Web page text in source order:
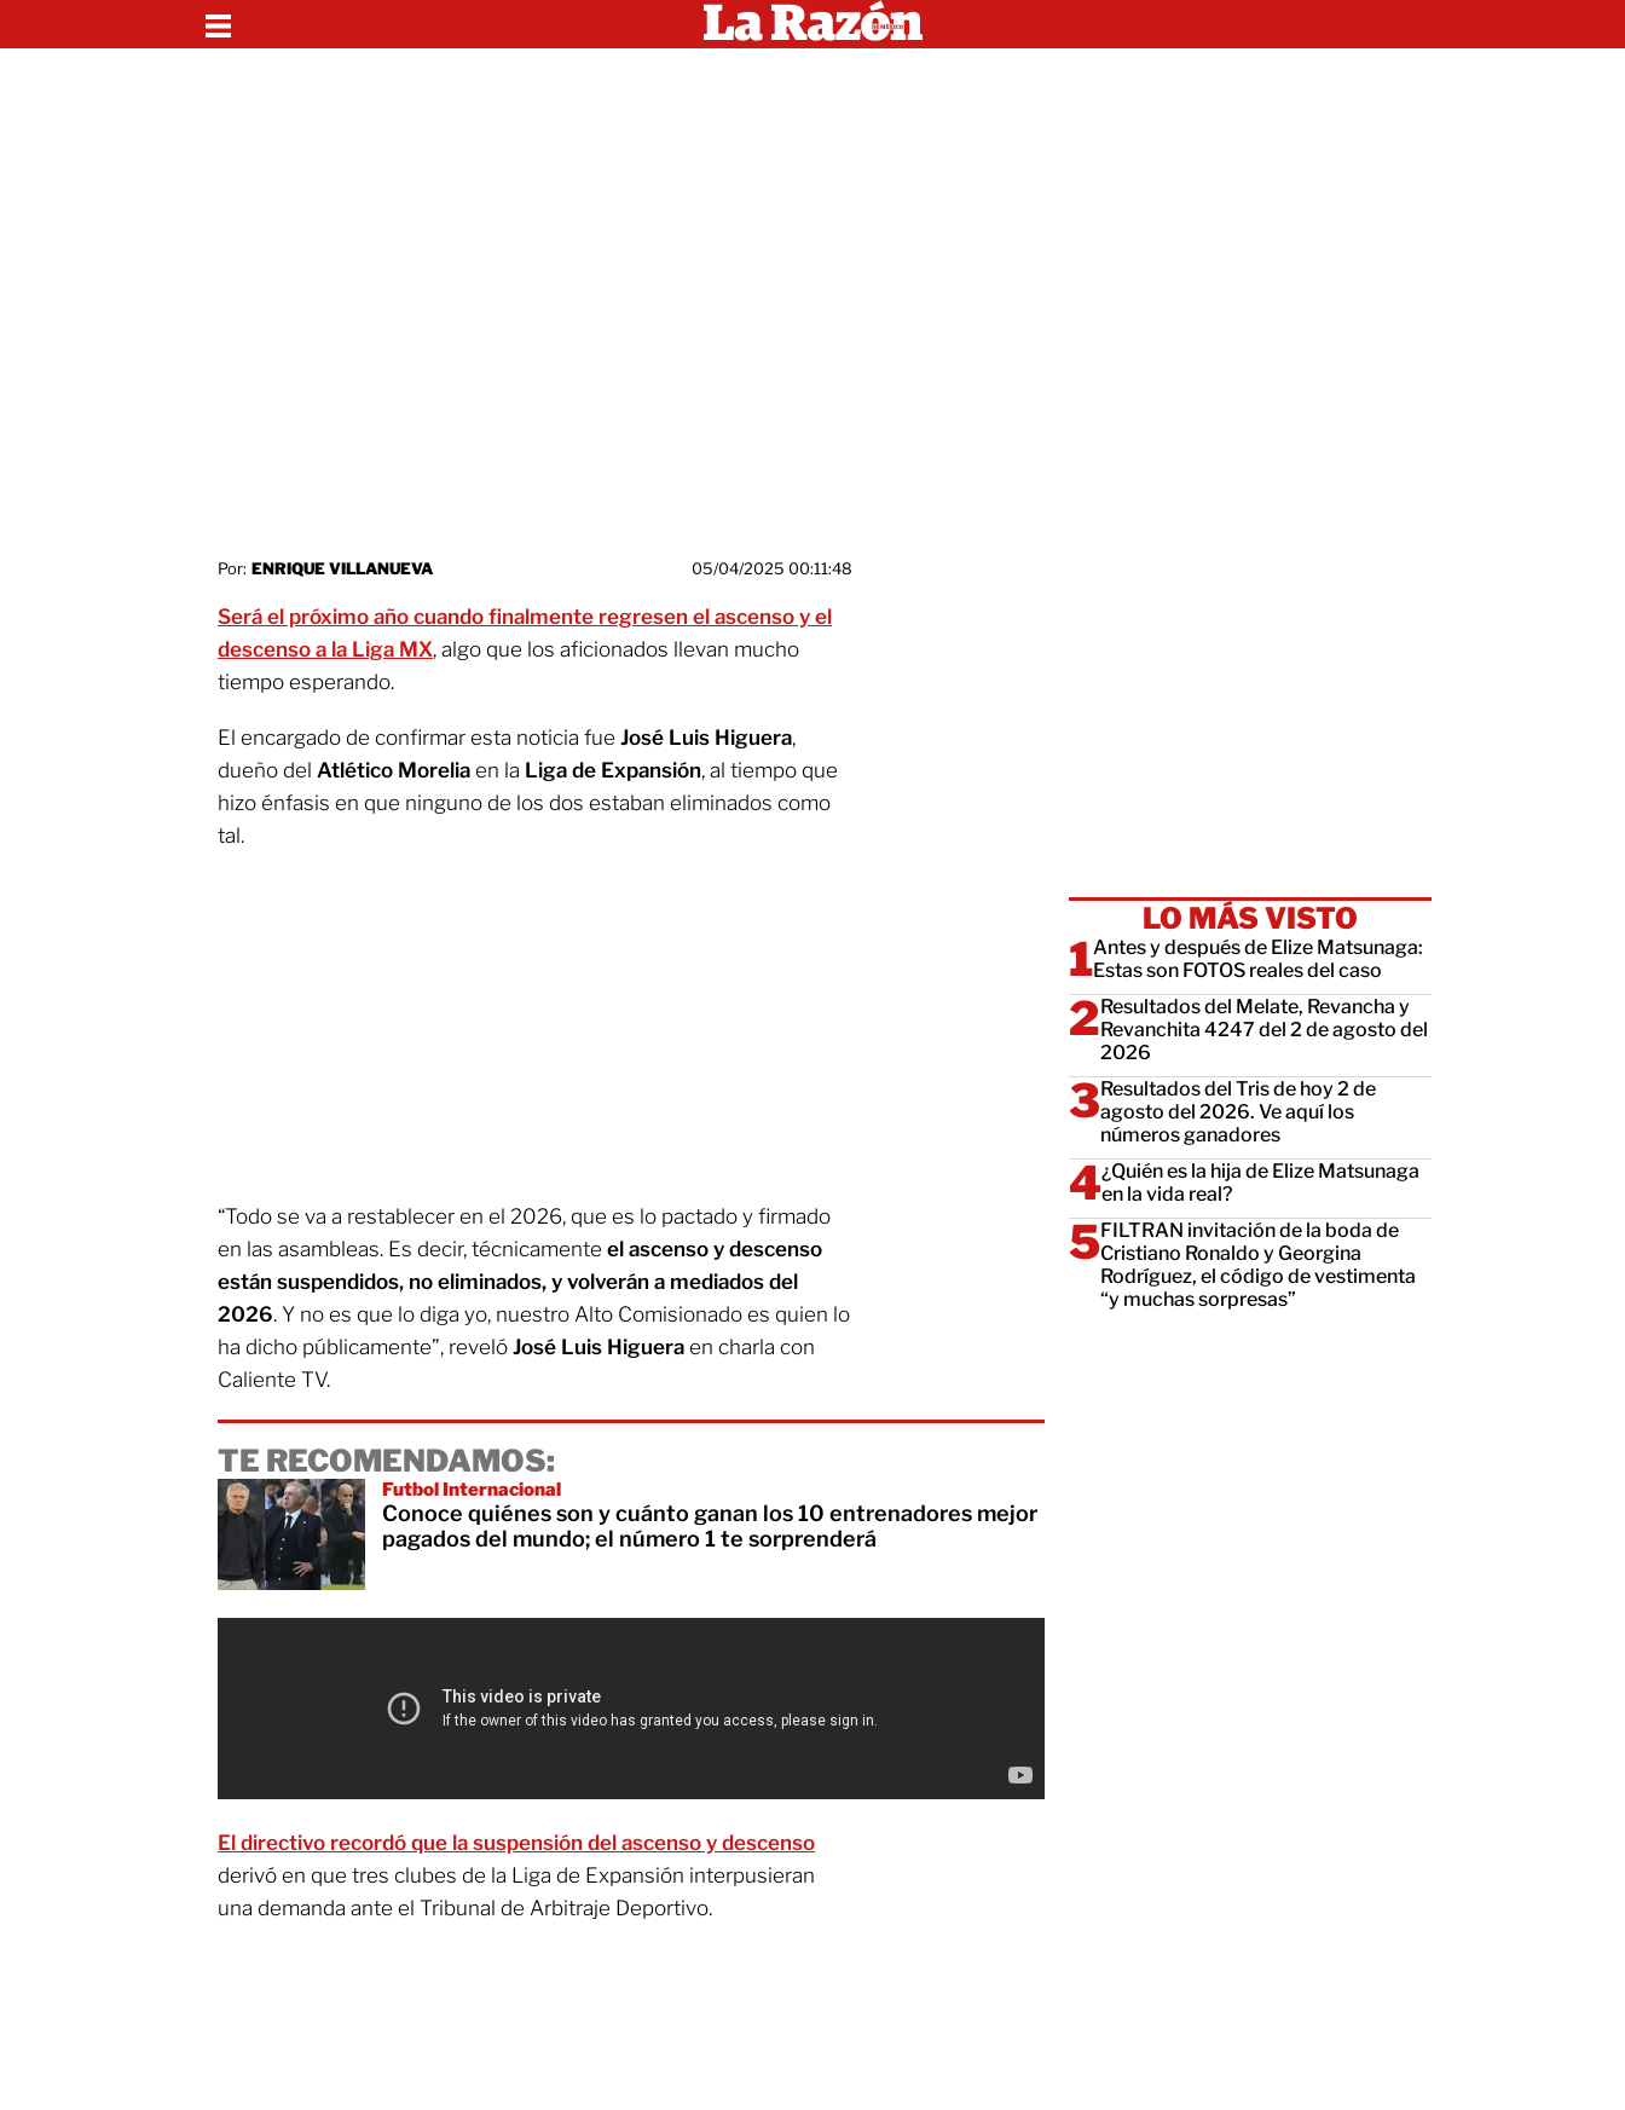
Por: ENRIQUE VILLANUEVA 05/04/2025 00:11:48
Será el próximo año cuando finalmente regresen el ascenso y el
descenso a la Liga MX, algo que los aficionados llevan mucho
tiempo esperando.
El encargado de confirmar esta noticia fue José Luis Higuera,
dueño del Atlético Morelia en la Liga de Expansión, al tiempo que
hizo énfasis en que ninguno de los dos estaban eliminados como
tal.
“Todo se va a restablecer en el 2026, que es lo pactado y firmado
en las asambleas. Es decir, técnicamente el ascenso y descenso
están suspendidos, no eliminados, y volverán a mediados del
2026. Y no es que lo diga yo, nuestro Alto Comisionado es quien lo
ha dicho públicamente”, reveló José Luis Higuera en charla con
Caliente TV.
TE RECOMENDAMOS:
Futbol Internacional
Conoce quiénes son y cuánto ganan los 10 entrenadores mejor
pagados del mundo; el número 1 te sorprenderá
El directivo recordó que la suspensión del ascenso y descenso
derivó en que tres clubes de la Liga de Expansión interpusieran
una demanda ante el Tribunal de Arbitraje Deportivo.
LO MÁS VISTO
Antes y después de Elize Matsunaga:
Estas son FOTOS reales del caso
Resultados del Melate, Revancha y
Revanchita 4247 del 2 de agosto del
2026
Resultados del Tris de hoy 2 de
agosto del 2026. Ve aquí los
números ganadores
¿Quién es la hija de Elize Matsunaga
en la vida real?
FILTRAN invitación de la boda de
Cristiano Ronaldo y Georgina
Rodríguez, el código de vestimenta
“y muchas sorpresas”